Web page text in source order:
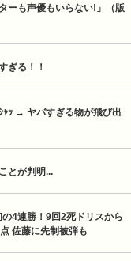
ーも声優もいらない!」（版
ぎる！！
ｬｯ → ヤバすぎる物が飛び出
とが判明...
4連勝！9回2死ドリスから
佐藤に先制被弾も